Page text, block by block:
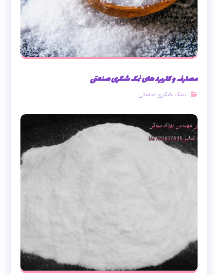
مصارف و کاربرد های نمک شکری صنعتی
نمک شکری صنعتی